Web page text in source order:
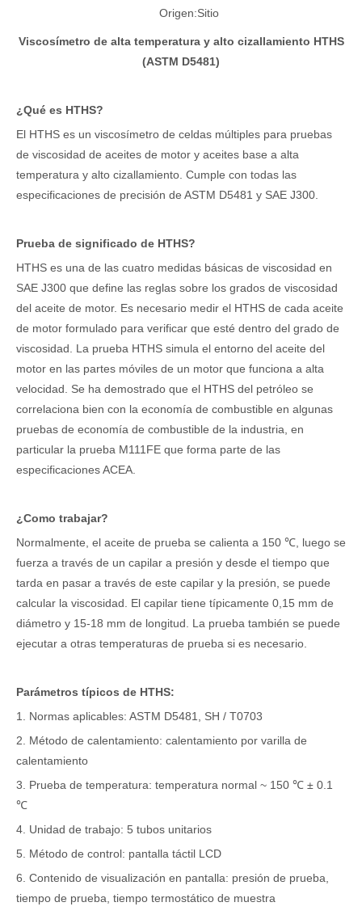
Origen:Sitio
Viscosímetro de alta temperatura y alto cizallamiento HTHS
(ASTM D5481)
¿Qué es HTHS?
El HTHS es un viscosímetro de celdas múltiples para pruebas
de viscosidad de aceites de motor y aceites base a alta
temperatura y alto cizallamiento. Cumple con todas las
especificaciones de precisión de ASTM D5481 y SAE J300.
Prueba de significado de HTHS?
HTHS es una de las cuatro medidas básicas de viscosidad en
SAE J300 que define las reglas sobre los grados de viscosidad
del aceite de motor. Es necesario medir el HTHS de cada aceite
de motor formulado para verificar que esté dentro del grado de
viscosidad. La prueba HTHS simula el entorno del aceite del
motor en las partes móviles de un motor que funciona a alta
velocidad. Se ha demostrado que el HTHS del petróleo se
correlaciona bien con la economía de combustible en algunas
pruebas de economía de combustible de la industria, en
particular la prueba M111FE que forma parte de las
especificaciones ACEA.
¿Como trabajar?
Normalmente, el aceite de prueba se calienta a 150 ℃, luego se
fuerza a través de un capilar a presión y desde el tiempo que
tarda en pasar a través de este capilar y la presión, se puede
calcular la viscosidad. El capilar tiene típicamente 0,15 mm de
diámetro y 15-18 mm de longitud. La prueba también se puede
ejecutar a otras temperaturas de prueba si es necesario.
Parámetros típicos de HTHS:
1. Normas aplicables: ASTM D5481, SH / T0703
2. Método de calentamiento: calentamiento por varilla de
calentamiento
3. Prueba de temperatura: temperatura normal ~ 150 ℃ ± 0.1
℃
4. Unidad de trabajo: 5 tubos unitarios
5. Método de control: pantalla táctil LCD
6. Contenido de visualización en pantalla: presión de prueba,
tiempo de prueba, tiempo termostático de muestra